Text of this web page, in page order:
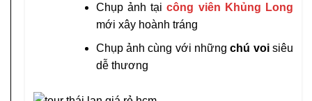
Chụp ảnh tạicông viên Khủng Long
mới xây hoành tráng
Chụp ảnh cùng với nhữngchú voi siêu
dễ thương